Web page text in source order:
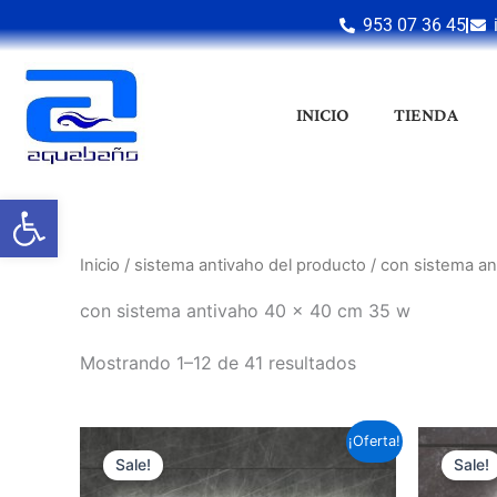
Abrir barra de herramientas
al
contenido
953 07 36 45
INICIO TIENDA
Inicio / sistema antivaho del producto / con sistema
con sistema antivaho 40 x 40 cm 35 w
Mostrando 1–12 de 41 resultados
¡Oferta!
Sale!
Este
producto
Sale!